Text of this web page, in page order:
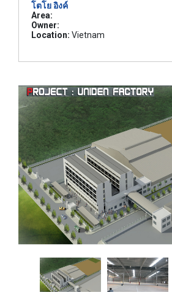
โตโย อิงค์
Area:
Owner:
Location: Vietnam